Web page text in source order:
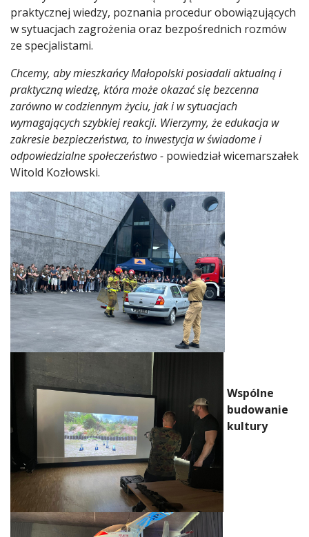
praktycznej wiedzy, poznania procedur obowiązujących
w sytuacjach zagrożenia oraz bezpośrednich rozmów
ze specjalistami.
Chcemy, aby mieszkańcy Małopolski posiadali aktualną i
praktyczną wiedzę, która może okazać się bezcenna
zarówno w codziennym życiu, jak i w sytuacjach
wymagających szybkiej reakcji. Wierzymy, że edukacja w
zakresie bezpieczeństwa, to inwestycja w świadome i
odpowiedzialne społeczeństwo - powiedział wicemarszałek
Witold Kozłowski.
Wspólne
budowanie
kultury